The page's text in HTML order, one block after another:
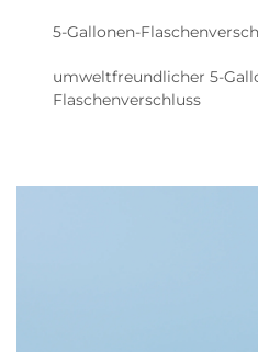
5-Gallonen-
umweltfreundlicher 5-
Flaschenverschluss